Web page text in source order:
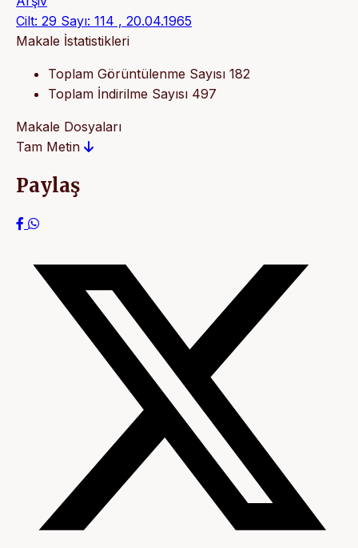
Cilt: 29 Sayı: 114 , 20.04.1965
Makale İstatistikleri
Toplam Görüntülenme Sayısı 182
Toplam İndirilme Sayısı 497
Makale Dosyaları
Tam Metin
Paylaş